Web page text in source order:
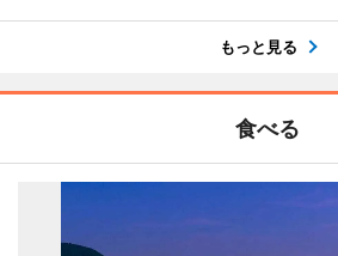
もっと見る
食べる